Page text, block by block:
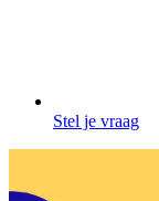
Stel je vraag